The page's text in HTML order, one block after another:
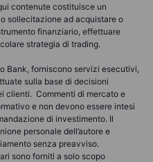
contenute costituisce un
sollecitazione ad acquistare o
finanziario, effettuare
strategia di trading.
Bank, forniscono servizi esecutivi,
sulla base di decisioni
clienti. Commenti di mercato e
e non devono essere intesi
di investimento. Il
personale dell’autore e
senza preavviso.
sono forniti a solo scopo